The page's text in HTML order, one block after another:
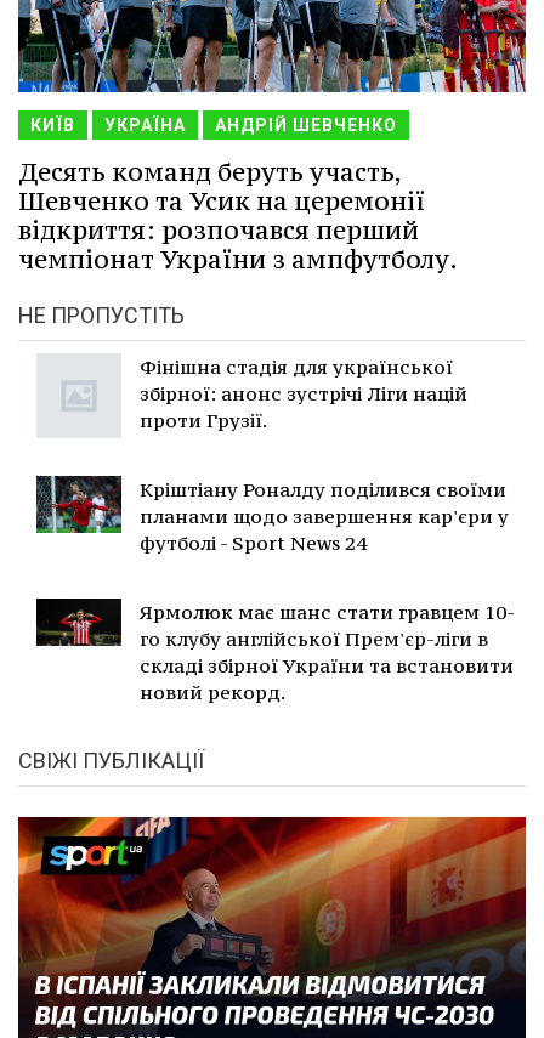
КИЇВ УКРАЇНА АНДРІЙ ШЕВЧЕНКО
Десять команд беруть участь,
Шевченко та Усик на церемонії
відкриття: розпочався перший
чемпіонат України з ампфутболу.
НЕ ПРОПУСТІТЬ
Фінішна стадія для української
збірної: анонс зустрічі Ліги націй
проти Грузії.
Кріштіану Роналду поділився своїми
планами щодо завершення кар'єри у
футболі - Sport News 24
Ярмолюк має шанс стати гравцем 10-
го клубу англійської Прем'єр-ліги в
складі збірної України та встановити
новий рекорд.
СВІЖІ ПУБЛІКАЦІЇ